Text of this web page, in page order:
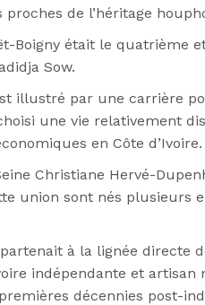
de l’héritage
Boigny était le quatrième
Sow.
illustré par une carrière
une vie relativement
en Côte d’Ivoire.
Christiane Hervé-
union sont nés plusieurs
à la lignée directe
indépendante et
décennies post-